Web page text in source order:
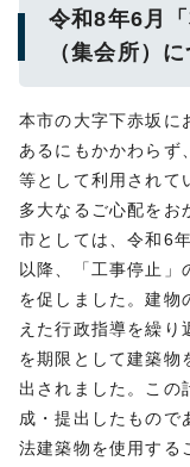
令和8年6月
（集会所）に
本市の大字下赤坂に
あるにもかかわらず
等として利用されて
多大なるご心配をお
市としては、令和6
以降、「工事停止」
を促しました。建物
えた行政指導を繰
を期限として建築物
出されました。この
成・提出したもので
法建築物を使用する